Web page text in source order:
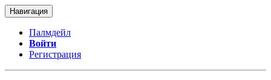
Навигация
Палмдейл
Войти
Регистрация